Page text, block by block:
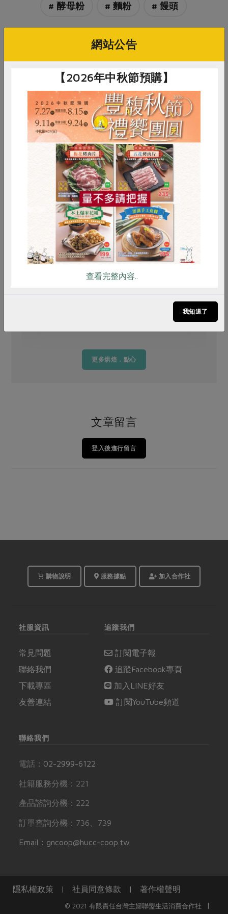
# 酵母粉 # 麵粉 # 饅頭
你可能有興趣的食譜
更多烘焙．點心
文章留言
登入後進行留言
購物說明 服務據點 加入合作社
社服資訊
常見問題
聯絡我們
下載專區
友善連結
追蹤我們
訂閱電子報
追蹤Facebook專頁
加入LINE好友
訂閱YouTube頻道
聯絡我們
電話： 02-2999-6122
社籍服務分機：221
產品諮詢分機：222
訂單查詢分機：736、739
Email：gncoop@hucc-coop.tw
隱私權政策 | 社員同意條款 | 著作權聲明
© 2021 有限責任台灣主婦聯盟生活消費合作社 |
RPET 食譜 減硝酸鹽
雞蛋 食安 共同購買
網站公告
【2026年中秋節預購】
查看完整內容..
我知道了